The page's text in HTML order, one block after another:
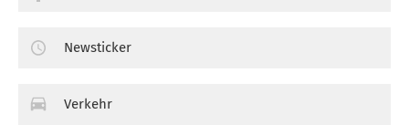
Newsticker
Verkehr